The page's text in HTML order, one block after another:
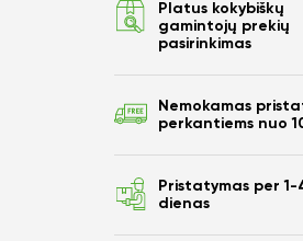
Platus kokybiškų
gamintojų prekių
pasirinkimas
Nemokamas
perkantiems nuo
Pristatymas per 1-
dienas
Ar norite
10%
nuo savo